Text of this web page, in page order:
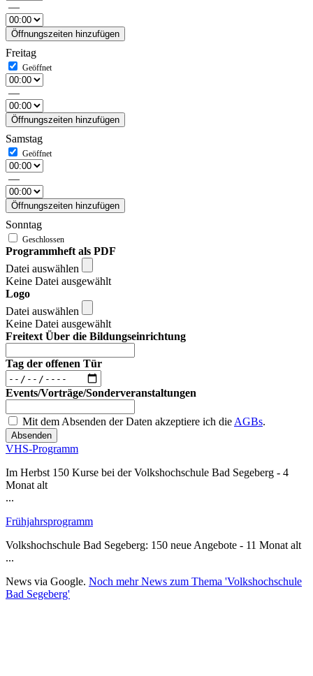
—
Öffnungszeiten hinzufügen
Freitag
—
Öffnungszeiten hinzufügen
Samstag
—
Öffnungszeiten hinzufügen
Sonntag
Programmheft als PDF
Datei auswählen
Keine Datei ausgewählt
Logo
Datei auswählen
Keine Datei ausgewählt
Freitext Über die Bildungseinrichtung
Tag der offenen Tür
Events/Vorträge/Sonderveranstaltungen
Mit dem Absenden der Daten akzeptiere ich die AGBs.
Absenden
VHS-Programm
Im Herbst 150 Kurse bei der Volkshochschule Bad Segeberg - 4
Monat alt
...
Frühjahrsprogramm
Volkshochschule Bad Segeberg: 150 neue Angebote - 11 Monat alt
...
News via Google. Noch mehr News zum Thema 'Volkshochschule
Bad Segeberg'